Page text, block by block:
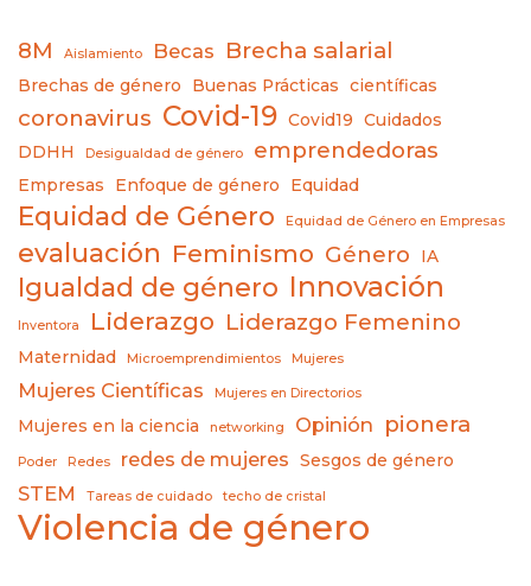
8M Aislamiento Becas Brecha salarial
Brechas de género Buenas Prácticas científicas
coronavirus Covid-19 Covid19
Cuidados
DDHH
Desigualdad de género emprendedoras
Empresas Enfoque de género Equidad
Equidad de Género Equidad de Género en Empresas
evaluación Feminismo Género IA
Igualdad de género Innovación
Inventora Liderazgo Liderazgo Femenino
Maternidad Microemprendimientos Mujeres
Mujeres Científicas Mujeres en Directorios
Mujeres en la ciencia networking Opinión pionera
Poder Redes redes de mujeres Sesgos de género
STEM Tareas de cuidado techo de cristal
Violencia de género